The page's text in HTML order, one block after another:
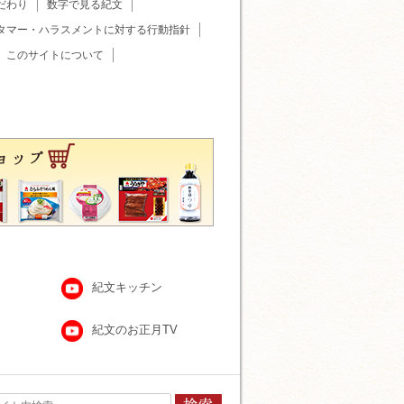
わり
数字で見る紀文
マー・ハラスメントに対する行動指針
このサイトについて
紀文キッチン
紀文のお正月TV